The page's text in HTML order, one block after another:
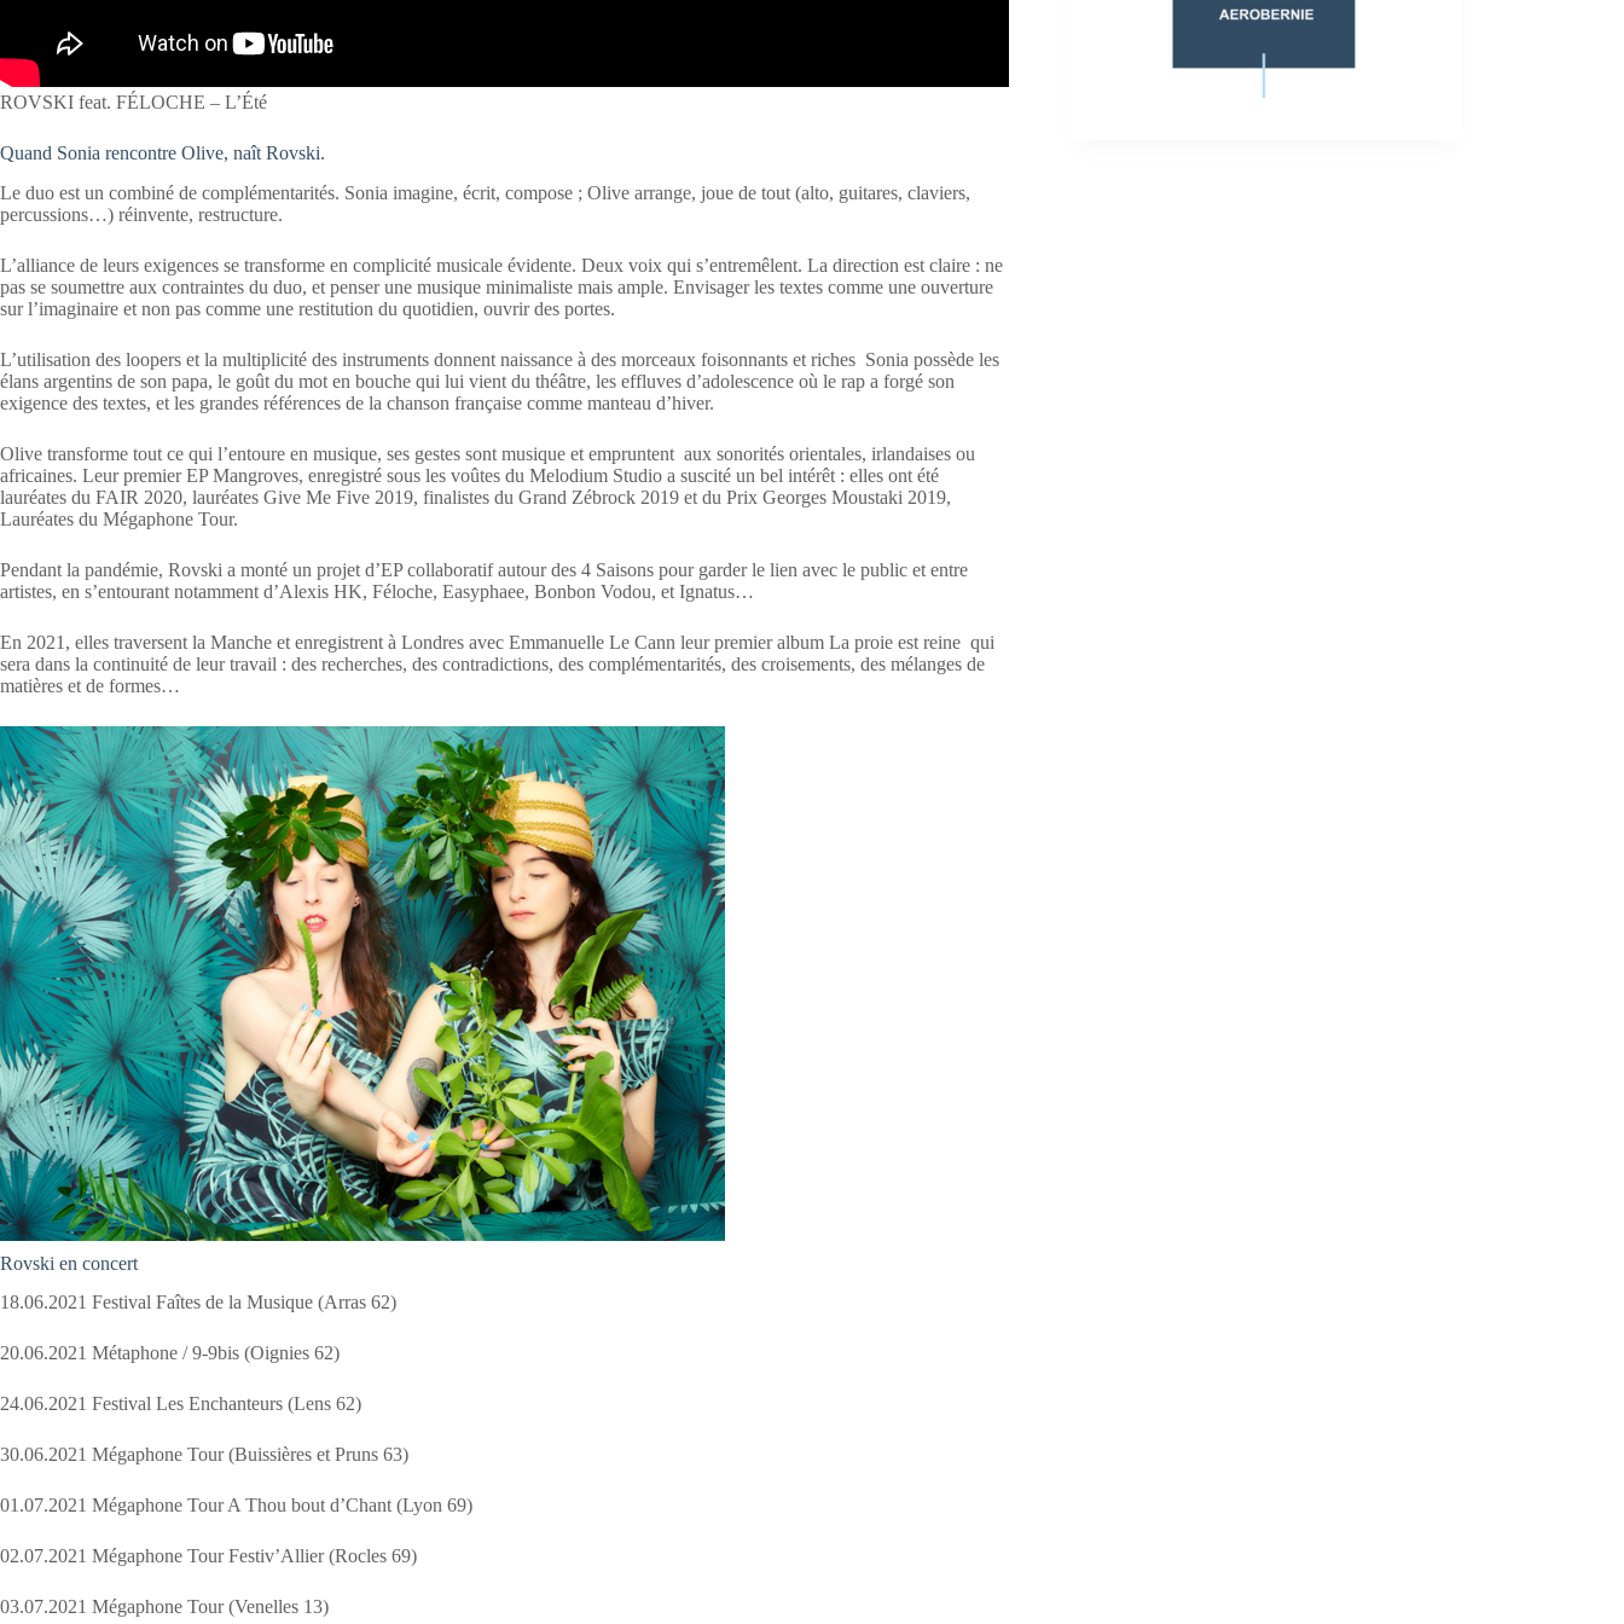
ROVSKI feat. FÉLOCHE – L’Été
Quand Sonia rencontre Olive, naît Rovski.
Le duo est un combiné de complémentarités. Sonia imagine, écrit, compose ; Olive arrange, joue de tout (alto, guitares, claviers,
percussions…) réinvente, restructure.
L’alliance de leurs exigences se transforme en complicité musicale évidente. Deux voix qui s’entremêlent. La direction est claire : ne
pas se soumettre aux contraintes du duo, et penser une musique minimaliste mais ample. Envisager les textes comme une ouverture
sur l’imaginaire et non pas comme une restitution du quotidien, ouvrir des portes.
L’utilisation des loopers et la multiplicité des instruments donnent naissance à des morceaux foisonnants et riches Sonia possède les
élans argentins de son papa, le goût du mot en bouche qui lui vient du théâtre, les effluves d’adolescence où le rap a forgé son
exigence des textes, et les grandes références de la chanson française comme manteau d’hiver.
Olive transforme tout ce qui l’entoure en musique, ses gestes sont musique et empruntent aux sonorités orientales, irlandaises ou
africaines. Leur premier EP Mangroves, enregistré sous les voûtes du Melodium Studio a suscité un bel intérêt : elles ont été
lauréates du FAIR 2020, lauréates Give Me Five 2019, finalistes du Grand Zébrock 2019 et du Prix Georges Moustaki 2019,
Lauréates du Mégaphone Tour.
Pendant la pandémie, Rovski a monté un projet d’EP collaboratif autour des 4 Saisons pour garder le lien avec le public et entre
artistes, en s’entourant notamment d’Alexis HK, Féloche, Easyphaee, Bonbon Vodou, et Ignatus…
En 2021, elles traversent la Manche et enregistrent à Londres avec Emmanuelle Le Cann leur premier album La proie est reine qui
sera dans la continuité de leur travail : des recherches, des contradictions, des complémentarités, des croisements, des mélanges de
matières et de formes…
Rovski en concert
18.06.2021 Festival Faîtes de la Musique (Arras 62)
20.06.2021 Métaphone / 9-9bis (Oignies 62)
24.06.2021 Festival Les Enchanteurs (Lens 62)
30.06.2021 Mégaphone Tour (Buissières et Pruns 63)
01.07.2021 Mégaphone Tour A Thou bout d’Chant (Lyon 69)
02.07.2021 Mégaphone Tour Festiv’Allier (Rocles 69)
03.07.2021 Mégaphone Tour (Venelles 13)